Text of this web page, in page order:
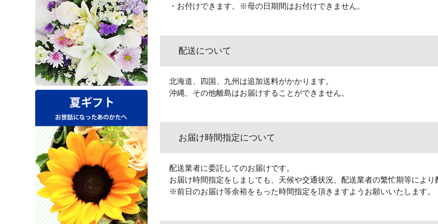
・お付けできます。※母の日期間はお付けできません。
配送について
北海道、四国、九州は追加送料がかかります。
沖縄、その他離島はお届けすることができません。
お届け時間指定について
配送業者に委託してのお届けです。
お届け時間指定をしましても、天候や交通状況、配送業者の繁忙期等により
※前日のお届け等余裕をもった時間指定を頂きますようお願いいたします。